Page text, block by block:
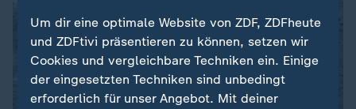
Um dir eine optimale Website von ZDF, ZDFheute
und ZDFtivi präsentieren zu können, setzen wir
Cookies und vergleichbare Techniken ein. Einige
der eingesetzten Techniken sind unbedingt
erforderlich für unser Angebot. Mit deiner